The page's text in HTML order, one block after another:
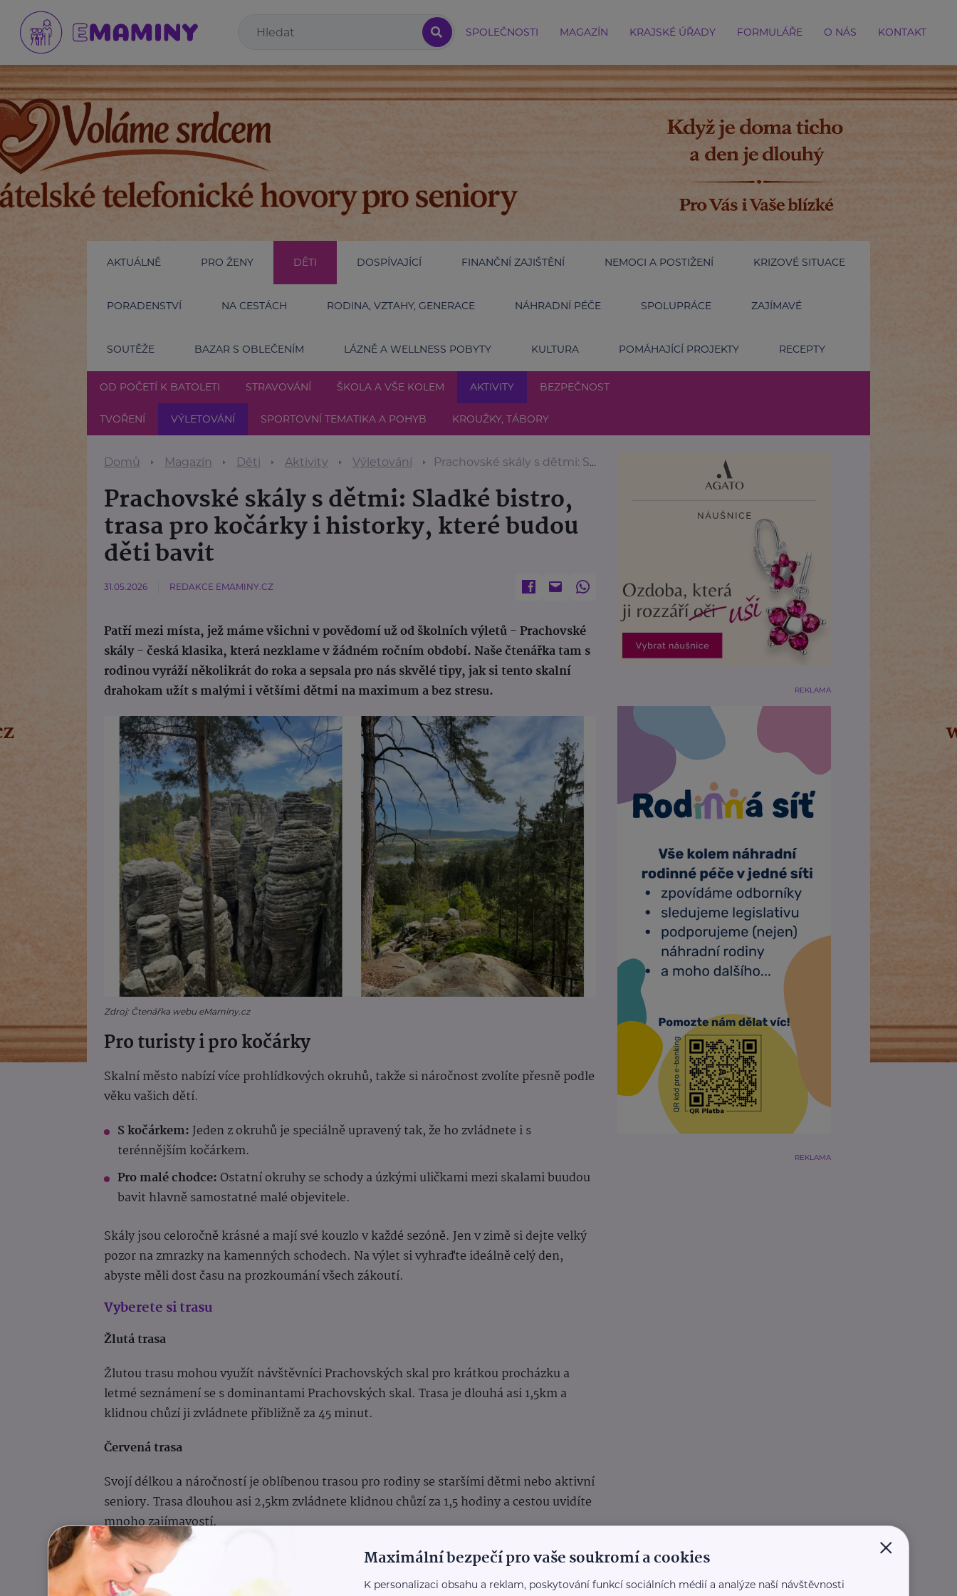
SPOLEČNOSTI MAGAZÍN KRAJSKÉ ÚŘADY FORMULÁŘE O NÁS KONTAKT
AKTUÁLNĚ PRO ŽENY DĚTI DOSPÍVAJÍCÍ FINANČNÍ ZAJIŠTĚNÍ NEMOCI A POSTIŽENÍ KRIZOVÉ SITUACE
PORADENSTVÍ NA CESTÁCH RODINA, VZTAHY, GENERACE NÁHRADNÍ PÉČE SPOLUPRÁCE ZAJÍMAVÉ
SOUTĚŽE BAZAR S OBLEČENÍM LÁZNĚ A WELLNESS POBYTY KULTURA POMÁHAJÍCÍ PROJEKTY RECEPTY
OD POČETÍ K BATOLETI STRAVOVÁNÍ ŠKOLA A VŠE KOLEM AKTIVITY BEZPEČNOST
TVOŘENÍ VÝLETOVÁNÍ SPORTOVNÍ TEMATIKA A POHYB KROUŽKY, TÁBORY
Domů Magazín Děti Aktivity Výletování Prachovské skály s dětmi: Sladké bistro, trasa pro kočárky i historky, které budou děti bavit
Prachovské skály s dětmi: Sladké bistro,
trasa pro kočárky i historky, které budou
děti bavit
31.05.2026 REDAKCE EMAMINY.CZ
Patří mezi místa, jež máme všichni v povědomí už od školních výletů - Prachovské
skály - česká klasika, která nezklame v žádném ročním období. Naše čtenářka tam s
rodinou vyráží několikrát do roka a sepsala pro nás skvělé tipy, jak si tento skalní
drahokam užít s malými i většími dětmi na maximum a bez stresu.
Zdroj: Čtenářka webu eMaminy.cz
Pro turisty i pro kočárky
Skalní město nabízí více prohlídkových okruhů, takže si náročnost zvolíte přesně podle
věku vašich dětí.
S kočárkem:Jeden z okruhů je speciálně upravený tak, že ho zvládnete i s
terénnějším kočárkem.
Pro malé chodce:Ostatní okruhy se schody a úzkými uličkami mezi skalami buudou
bavit hlavně samostatné malé objevitele.
Skály jsou celoročně krásné a mají své kouzlo v každé sezóně. Jen v zimě si dejte velký
pozor na zmrazky na kamenných schodech. Na výlet si vyhraďte ideálně celý den,
abyste měli dost času na prozkoumání všech zákoutí.
Vyberete si trasu
Žlutá trasa
Žlutou trasu mohou využít návštěvníci Prachovských skal pro krátkou procházku a
letmé seznámení se s dominantami Prachovských skal. Trasa je dlouhá asi 1,5km a
klidnou chůzí ji zvládnete přibližně za 45 minut.
Červená trasa
Svojí délkou a náročností je oblíbenou trasou pro rodiny se staršími dětmi nebo aktivní
seniory. Trasa dlouhou asi 2,5km zvládnete klidnou chůzí za 1,5 hodiny a cestou uvidíte
mnoho zajímavostí.
Zelená trasa
Zelená trasa je nejzajímavější cestou skalními masívys vyhlídkami. Časová náročnost
REKLAMA
REKLAMA
×
Maximální bezpečí pro vaše soukromí a cookies
K personalizaci obsahu a reklam, poskytování funkcí sociálních médií a analýze naší návštěvnosti